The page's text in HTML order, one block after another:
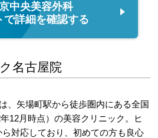
中央美容外科
で詳細を確認する
名古屋院
、矢場町駅から徒歩圏内にある全国
12月時点）の美容クリニック。ヒ
対応しており、初めての方も良心